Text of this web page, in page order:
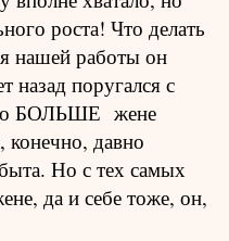
роста! Что делать
нашей работы он
назад поругался с
БОЛЬШЕ жене
конечно, давно
Но с тех самых
да и себе тоже, он,